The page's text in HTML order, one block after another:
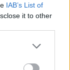
IAB’s List of
it to other
more Google
may click to
χρόνια
μείνει